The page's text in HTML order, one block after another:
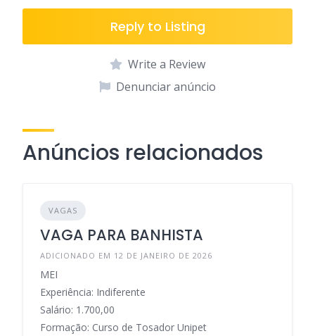
Reply to Listing
Write a Review
Denunciar anúncio
Anúncios relacionados
VAGAS
VAGA PARA BANHISTA
ADICIONADO EM 12 DE JANEIRO DE 2026
MEI
Experiência: Indiferente
Salário: 1.700,00
Formação: Curso de Tosador Unipet